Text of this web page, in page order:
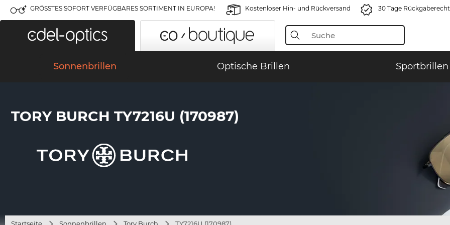
GRÖSSTES SOFORT VERFÜGBARES SORTIMENT IN EUROPA! Kostenloser Hin- und Rückversand 30 Tage Rückgaberecht
Sonnenbrillen Optische Brillen Sportbrillen
TORY BURCH TY7216U (170987)